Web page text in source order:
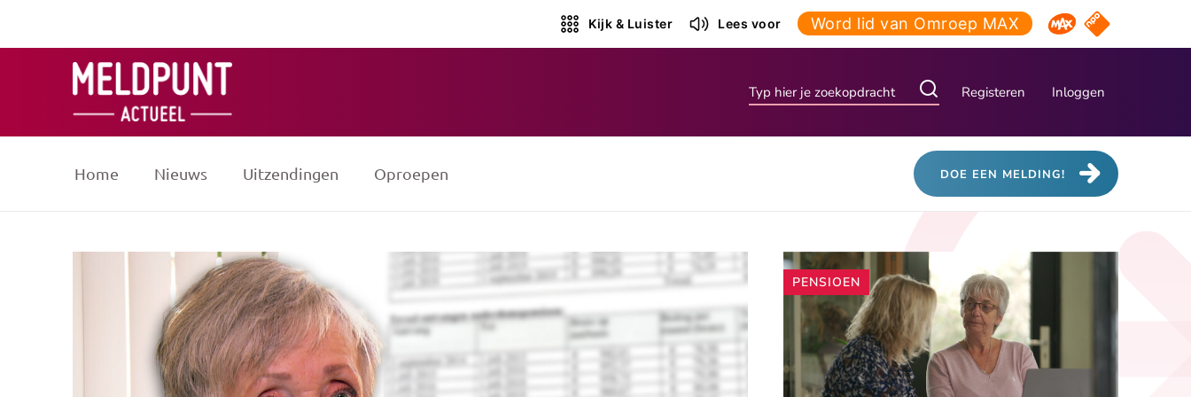
Kijk & Luister Lees voor Word lid van Omroep MAX Omroep MAX
NPO Start
Registeren Inloggen
Home Nieuws Uitzendingen Oproepen DOE EEN MELDING!
Andere
artikelen
PENSIOEN